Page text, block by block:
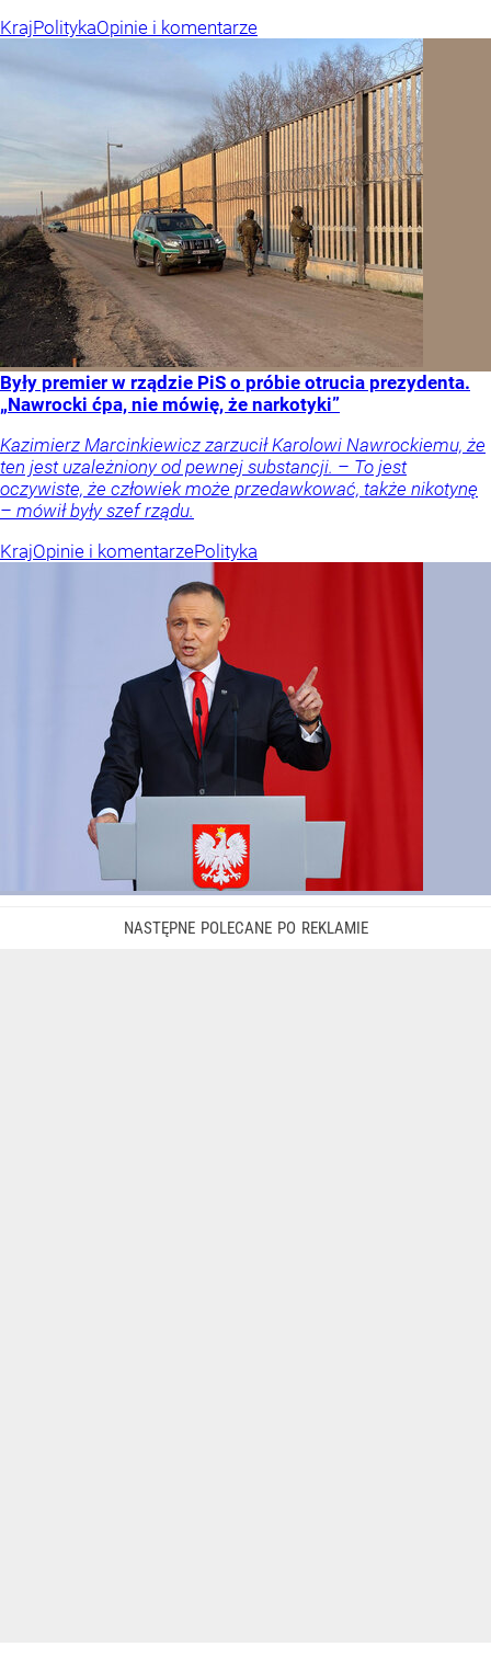
KrajPolitykaOpinie i komentarze
Były premier w rządzie PiS o próbie otrucia prezydenta.
„Nawrocki ćpa, nie mówię, że narkotyki”
Kazimierz Marcinkiewicz zarzucił Karolowi Nawrockiemu, że
ten jest uzależniony od pewnej substancji. – To jest
oczywiste, że człowiek może przedawkować, także nikotynę
– mówił były szef rządu.
KrajOpinie i komentarzePolityka